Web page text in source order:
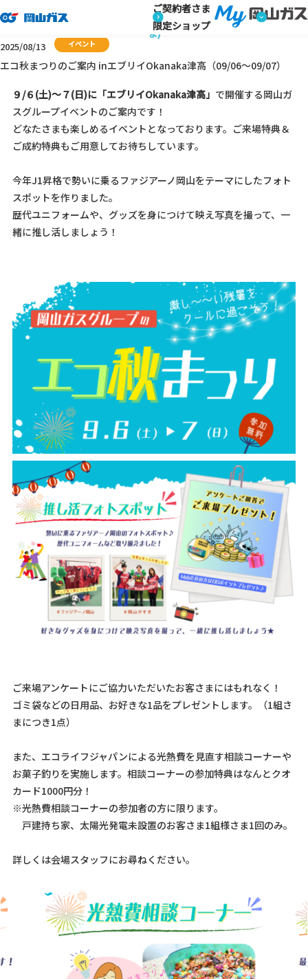
ご契約者さま
限定ショップ
トップページ
キャンペーン・イベント情報 (ご家庭のお客さま)
キャンペーン・イベント情報 (ご家庭のお客さ
ま)
2025/08/13 イベント
エコ秋まつりのご案内 inエブリイOkanaka津高（09/06～09/07）
９/６(土)～７(日)に「エブリイOkanaka津高」 で開催する岡山ガ
スグループイベントのご案内です！
どなたさまも楽しめるイベントとなっており ます。ご来場特典＆
ご成約特典もご用意してお待ちしています。
今年J1昇格で勢いに乗るファジアーノ岡山をテーマにしたフォト
スポットを作りました。
歴代ユニフォームや、グッズを身につけて映え写真を撮って、一
緒に推し活しましょう！
ご来場アンケートにご協力いただいたお客さまにはもれなく！
ゴミ袋などの日用品、お好きな1品をプレゼントします。（1組さ
まにつき1点）
また、エコライフジャパンによる光熱費を見直す相談コーナーや
お菓子釣りを実施します。相談コーナーの参加特典はなんとクオ
カード1000円分！
※光熱費相談コーナーの参加者の方に限ります。
戸建持ち家、太陽光発電未設置のお客さま1組様さま1回のみ。
詳しくは会場スタッフにお尋ねください。